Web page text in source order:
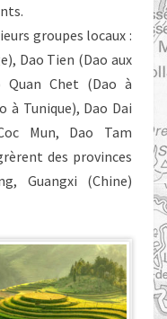
groupes locaux :
Dao Tien (Dao aux
Quan Chet (Dao à
à Tunique), Dao Dai
Mun, Dao Tam
des provinces
Guangxi (Chine)